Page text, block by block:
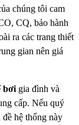
chúng tôi cam
CQ, bảo hành
ra các trang thiết
gian nên giá
bơi gia đình và
cấp. Nếu quý
hệ thống này